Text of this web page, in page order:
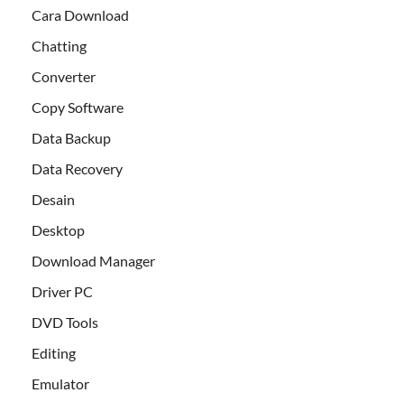
Cara Download
Chatting
Converter
Copy Software
Data Backup
Data Recovery
Desain
Desktop
Download Manager
Driver PC
DVD Tools
Editing
Emulator